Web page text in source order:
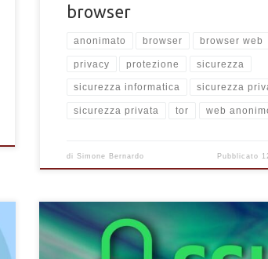
browser
anonimato browser browser web
privacy protezione sicurezza
sicurezza informatica sicurezza
sicurezza privata tor web
di Simone Bernardo Pubblicato
Molti siti web utilizzano connessioni sicure